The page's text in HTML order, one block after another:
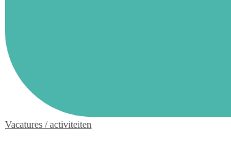
Vacatures / activiteiten